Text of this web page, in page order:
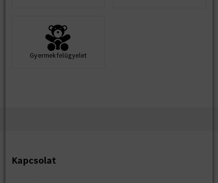
Gyermekfelügyelet
Kapcsolat